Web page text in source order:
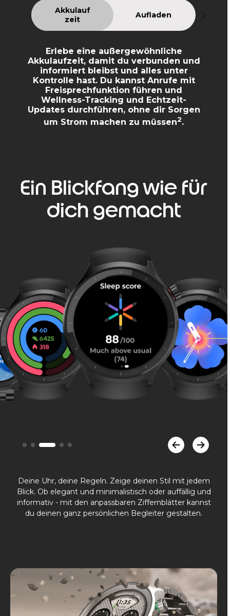
Akkulauf
zeit
Aufladen
Erlebe eine außergewöhnliche
Akkulaufzeit, damit du verbunden und
informiert bleibst und alles unter
Kontrolle hast. Du kannst Anrufe mit
Freisprechfunktion führen und
Wellness-Tracking und Echtzeit-
Updates durchführen, ohne dir Sorgen
um Strom machen zu müssen2.
Ein Blickfang wie für
dich gemacht
Deine Uhr, deine Regeln. Zeige deinen Stil mit jedem
Blick. Ob elegant und minimalistisch oder auffällig und
informativ - mit den anpassbaren Ziffernblätter kannst
du deinen ganz persönlichen Begleiter gestalten.